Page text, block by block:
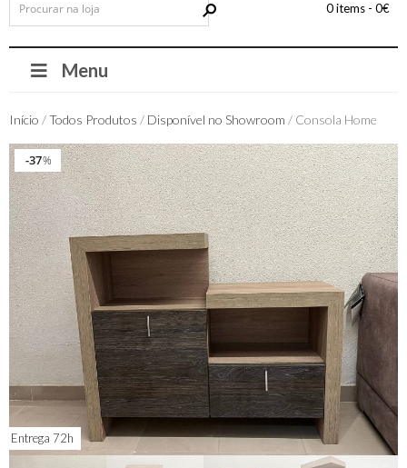
0 items - 0€
Menu
Início /Todos Produtos / Disponível no Showroom / Consola Home
Entrega 72h
%
37
Entrega 72h
%
37